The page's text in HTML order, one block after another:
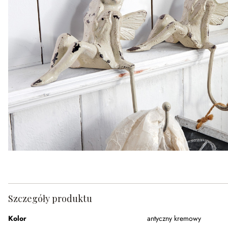
Szczegóły produktu
Kolor
antyczny kremowy